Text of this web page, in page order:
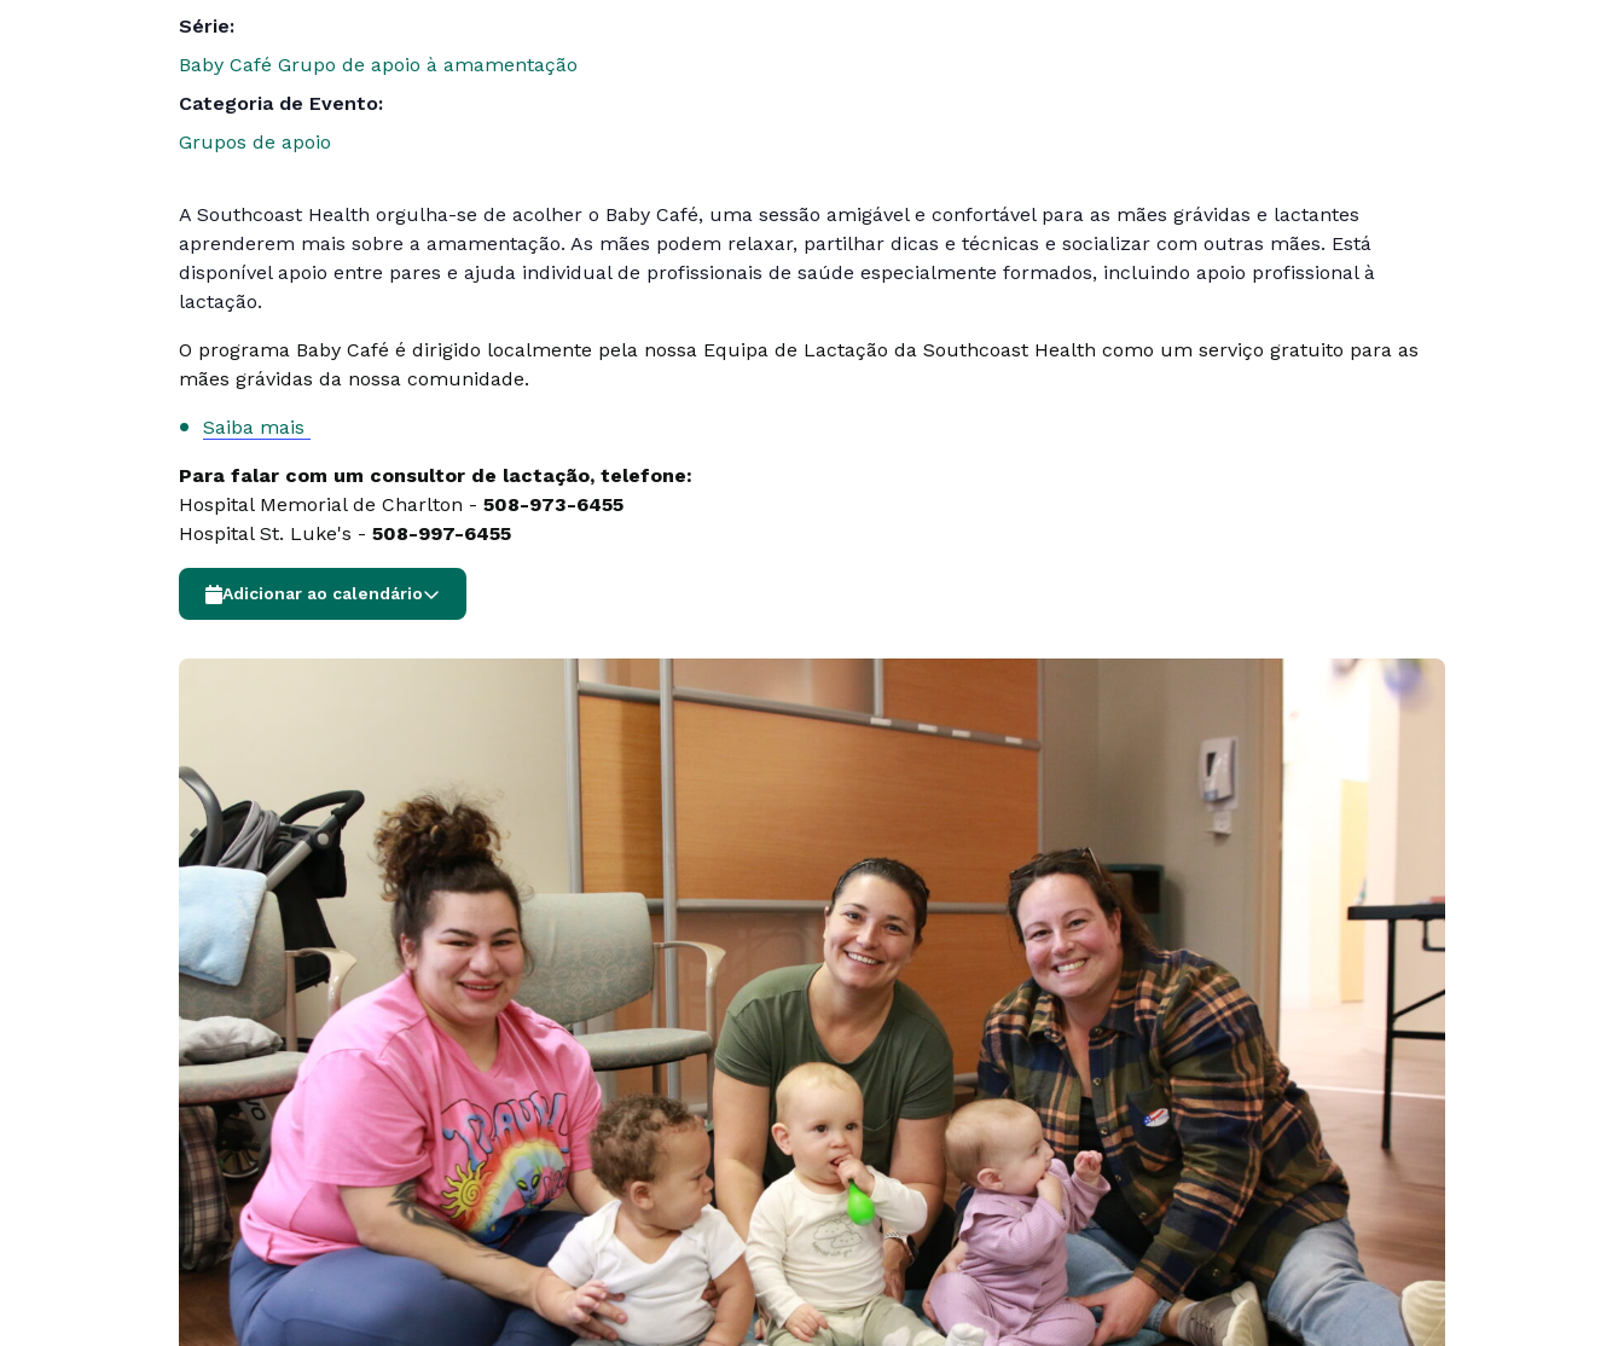
Série:
Baby Café Grupo de apoio à amamentação
Categoria de Evento:
Grupos de apoio
A Southcoast Health orgulha-se de acolher o Baby Café, uma sessão amigável e confortável para as mães grávidas e lactantes
aprenderem mais sobre a amamentação. As mães podem relaxar, partilhar dicas e técnicas e socializar com outras mães. Está
disponível apoio entre pares e ajuda individual de profissionais de saúde especialmente formados, incluindo apoio profissional à
lactação.
O programa Baby Café é dirigido localmente pela nossa Equipa de Lactação da Southcoast Health como um serviço gratuito para as
mães grávidas da nossa comunidade.
Saiba mais
Para falar com um consultor de lactação, telefone:
Hospital Memorial de Charlton - 508-973-6455
Hospital St. Luke's - 508-997-6455
Adicionar ao calendário